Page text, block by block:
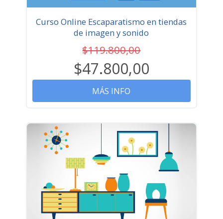
Curso Online Escaparatismo en tiendas
de imagen y sonido
$119.800,00
$47.800,00
MÁS INFO